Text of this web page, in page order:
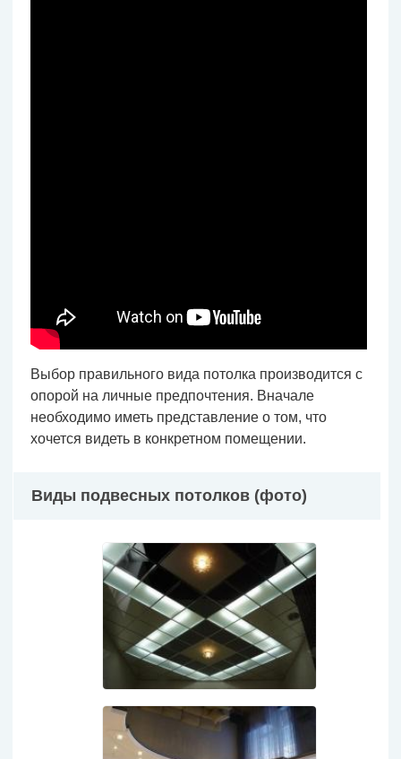
Выбор правильного вида потолка производится с
опорой на личные предпочтения. Вначале
необходимо иметь представление о том, что
хочется видеть в конкретном помещении.
Виды подвесных потолков (фото)